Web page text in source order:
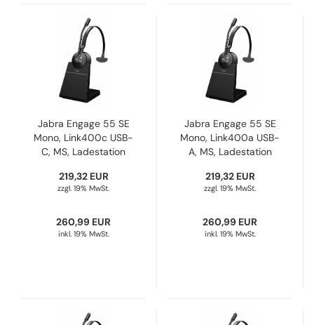
Jabra Engage 55 SE
Mono, Link400c USB-
C, MS, Ladestation
219,32 EUR
zzgl. 19% MwSt.
260,99 EUR
inkl. 19% MwSt.
Jabra Engage 55 SE
Mono, Link400a USB-
A, MS, Ladestation
219,32 EUR
zzgl. 19% MwSt.
260,99 EUR
inkl. 19% MwSt.